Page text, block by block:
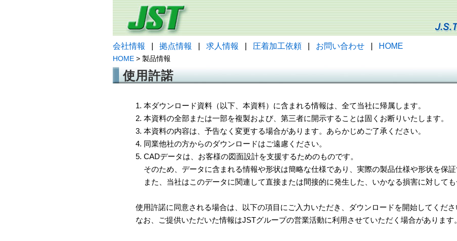
会社情報 拠点情報 求人情報 圧着加工依頼 お問い合わせ HOME
HOME > 製品情報
使用許諾
1. 本ダウンロード資料（以下、本資料）に含まれる情報は、全て当社に帰属します。
2. 本資料の全部または一部を複製および、第三者に開示することは固くお断りいたします。
3. 本資料の内容は、予告なく変更する場合があります。あらかじめご了承ください。
4. 同業他社の方からのダウンロードはご遠慮ください。
5. CADデータは、お客様の図面設計を支援するためのものです。
そのため、データに含まれる情報や形状は簡略な仕様であり、実際の製品仕様や形状を保証
また、当社はこのデータに関連して直接または間接的に発生した、いかなる損害に対しても
使用許諾に同意される場合は、以下の項目にご入力いただき、ダウンロードを開始してくださ
なお、ご提供いただいた情報はJSTグループの営業活動に利用させていただく場合があります。